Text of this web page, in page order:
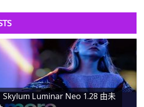
Skylum Luminar Neo 1.28 由未